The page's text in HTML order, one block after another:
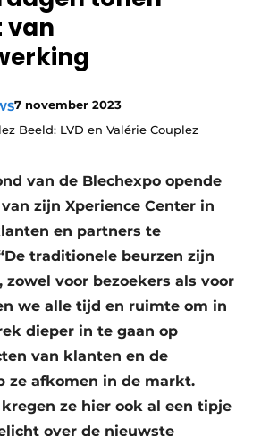
van
7 november 2023
Beeld: LVD en Valérie Couplez
van de Blechexpo opende
zijn Xperience Center in
en partners te
traditionele beurzen zijn
zowel voor bezoekers als voor
we alle tijd en ruimte om in
dieper in te gaan op
van klanten en de
ze afkomen in de markt.
ze hier ook al een tipje
over de nieuwste